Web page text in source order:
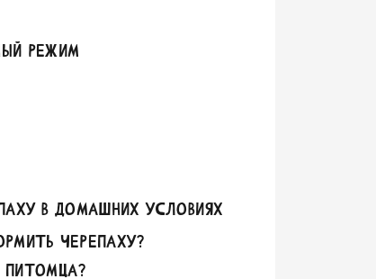
режим
в домашних условиях
черепаху?
питомца?